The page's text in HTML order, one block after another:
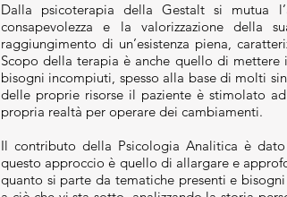
Dalla psicoterapia della Gestalt si mutua
consapevolezza e la valorizzazione della
raggiungimento di un’esistenza piena,
Scopo della terapia è anche quello di
bisogni incompiuti, spesso alla base di molti
delle proprie risorse il paziente è stimolato
propria realtà per operare dei cambiamenti.
Il contributo della Psicologia Analitica è
questo approccio è quello di allargare e
quanto si parte da tematiche presenti e